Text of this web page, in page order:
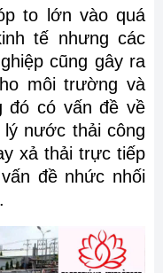
to lớn vào quá
tế nhưng các
cũng gây ra
môi trường và
đó có vấn đề về
nước thải công
xả thải trực tiếp
đề nhức nhối